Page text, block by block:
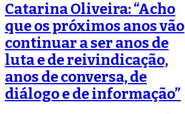
Catarina Oliveira: “Acho
que os próximos anos vão
continuar a ser anos de
luta e de reivindicação,
anos de conversa, de
diálogo e de informação”